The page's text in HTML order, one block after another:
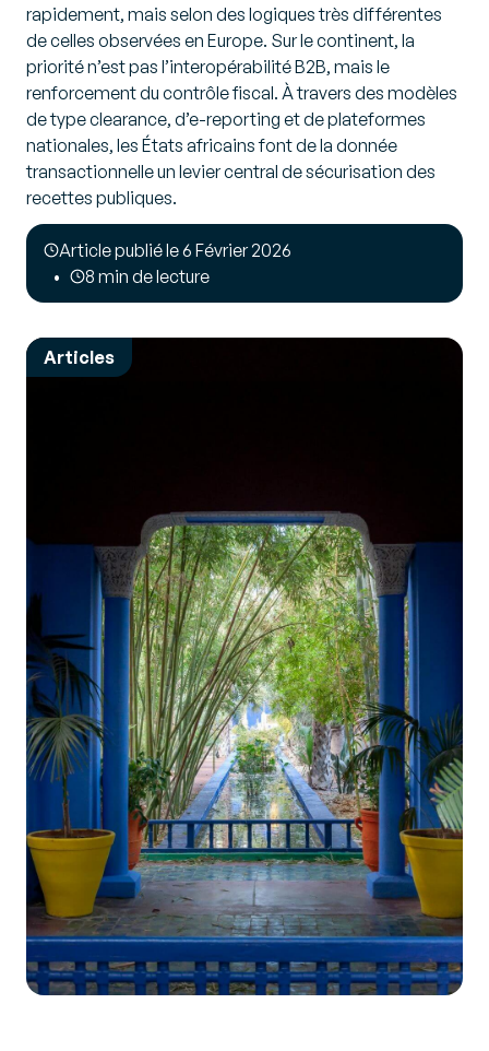
rapidement, mais selon des logiques très différentes
de celles observées en Europe. Sur le continent, la
priorité n’est pas l’interopérabilité B2B, mais le
renforcement du contrôle fiscal. À travers des modèles
de type clearance, d’e-reporting et de plateformes
nationales, les États africains font de la donnée
transactionnelle un levier central de sécurisation des
recettes publiques.
Article publié le 6 Février 2026
8 min de lecture
Articles